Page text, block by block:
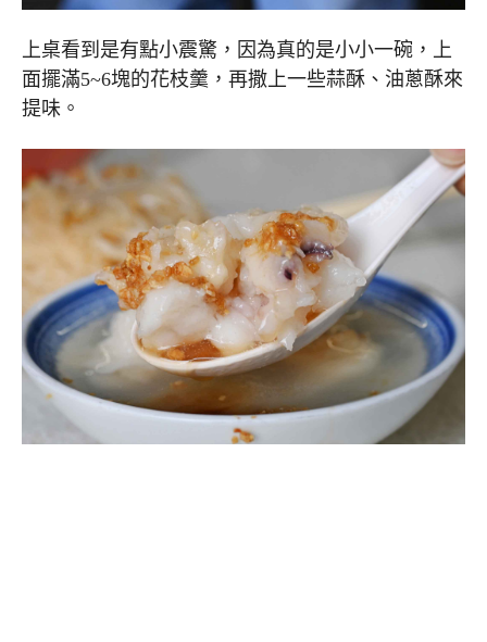
上桌看到是有點小震驚，因為真的是小小一碗，上
面擺滿5~6塊的花枝羹，再撒上一些蒜酥、油蔥酥來
提味。